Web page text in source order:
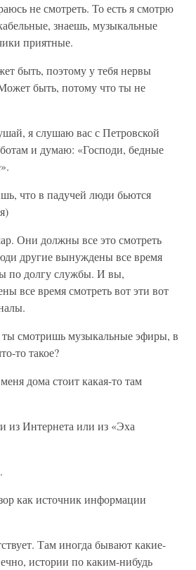
не смотреть. То есть я смотрю
знаешь, музыкальные
приятные.
быть, поэтому у тебя нервы
быть, потому что ты не
я слушаю вас с Петровской
и думаю: «Господи, бедные
что в падучей люди бьются
должны все это смотреть
другие вынуждены все время
по долгу службы. И вы,
все время смотреть вот эти вот
смотришь музыкальные эфиры, в
то такое?
дома стоит какая-то там
Интернета или из «Эха
как источник информации
Там иногда бывают какие-
истории по каким-нибудь